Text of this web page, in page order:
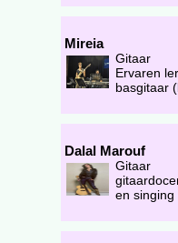
Mireia
Gitaar
Ervaren
basgitaar
Dalal Marouf
Gitaar
en singing